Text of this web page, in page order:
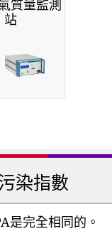
質量監測
站
染指數
是完全相同的。